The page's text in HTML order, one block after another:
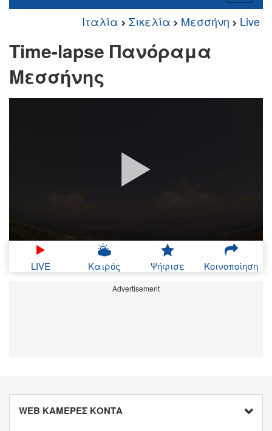
Ιταλία Σικελία Μεσσήνη Live
Time-lapse Πανόραμα
Μεσσήνης
LIVE Καιρός Ψήφισε Κοινοποίηση
Advertisement
WEB ΚΑΜΕΡΕΣ ΚΟΝΤΑ